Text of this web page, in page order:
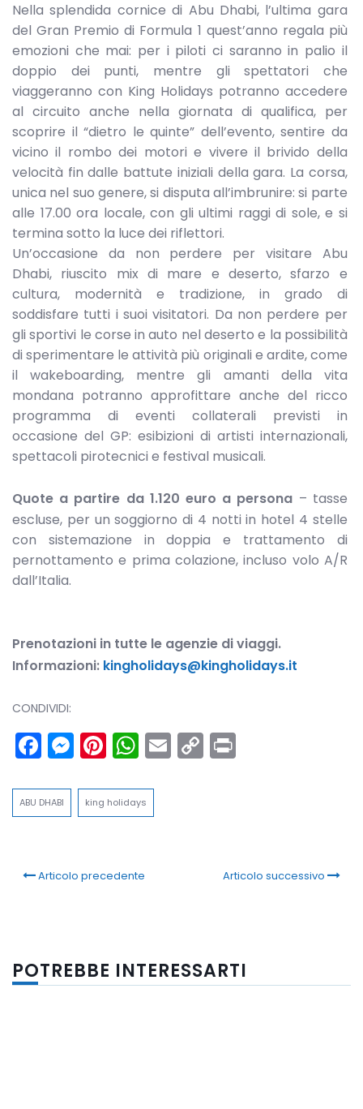
Nella splendida cornice di Abu Dhabi, l’ultima gara
del Gran Premio di Formula 1 quest’anno regala più
emozioni che mai: per i piloti ci saranno in palio il
doppio dei punti, mentre gli spettatori che
viaggeranno con King Holidays potranno accedere
al circuito anche nella giornata di qualifica, per
scoprire il “dietro le quinte” dell’evento, sentire da
vicino il rombo dei motori e vivere il brivido della
velocità fin dalle battute iniziali della gara. La corsa,
unica nel suo genere, si disputa all’imbrunire: si parte
alle 17.00 ora locale, con gli ultimi raggi di sole, e si
termina sotto la luce dei riflettori.
Un’occasione da non perdere per visitare Abu
Dhabi, riuscito mix di mare e deserto, sfarzo e
cultura, modernità e tradizione, in grado di
soddisfare tutti i suoi visitatori. Da non perdere per
gli sportivi le corse in auto nel deserto e la possibilità
di sperimentare le attività più originali e ardite, come
il wakeboarding, mentre gli amanti della vita
mondana potranno approfittare anche del ricco
programma di eventi collaterali previsti in
occasione del GP: esibizioni di artisti internazionali,
spettacoli pirotecnici e festival musicali.
Quote a partire da 1.120 euro a persona – tasse
escluse, per un soggiorno di 4 notti in hotel 4 stelle
con sistemazione in doppia e trattamento di
pernottamento e prima colazione, incluso volo A/R
dall’Italia.
Prenotazioni in tutte le agenzie di viaggi.
Informazioni: kingholidays@kingholidays.it
CONDIVIDI:
Facebook
Messenger
Pinterest
WhatsApp
Email
Copy
Link
ABU DHABI king holidays
Articolo precedente Articolo successivo
POTREBBE INTERESSARTI